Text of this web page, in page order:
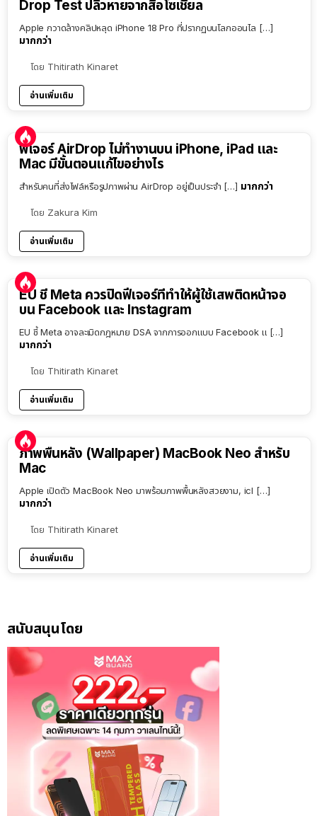
Drop Test ปลิวหายจากสื่อโซเชียล
Apple กวาดล้างคลิปหลุด iPhone 18 Pro ที่ปรากฏบนโลกออนไล […]
มากกว่า
โดย Thitirath Kinaret
อ่านเพิ่มเติม
ฟีเจอร์ AirDrop ไม่ทำงานบน iPhone, iPad และ
Mac มีขั้นตอนแก้ไขอย่างไร
สำหรับคนที่ส่งไฟล์หรือรูปภาพผ่าน AirDrop อยู่เป็นประจำ […] มากกว่า
โดย Zakura Kim
อ่านเพิ่มเติม
EU ชี้ Meta ควรปิดฟีเจอร์ที่ทำให้ผู้ใช้เสพติดหน้าจอ
บน Facebook และ Instagram
EU ชี้ Meta อาจละเมิดกฎหมาย DSA จากการออกแบบ Facebook แ […]
มากกว่า
โดย Thitirath Kinaret
อ่านเพิ่มเติม
ภาพพื้นหลัง (Wallpaper) MacBook Neo สำหรับ
Mac
Apple เปิดตัว MacBook Neo มาพร้อมภาพพื้นหลังสวยงาม, icl […]
มากกว่า
โดย Thitirath Kinaret
อ่านเพิ่มเติม
สนับสนุนโดย